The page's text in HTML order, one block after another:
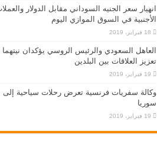
انهيار سعر الجنيه السوداني مقابل الدولار
الأجنبية في السوق الموازي اليوم
18 فبراير، 2019
العاهل السعودي والرئيس الروسي يؤكدان نيتهما
تعزيز العلاقات بين البلدين
19 فبراير، 2019
وكالة سفريات فرنسية تعرض رحلات سياحية إلى
سوريا
19 فبراير، 2019